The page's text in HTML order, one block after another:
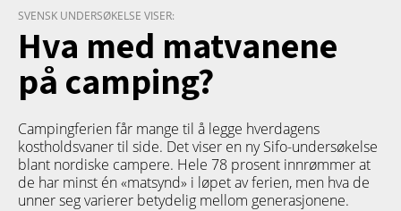
SVENSK UNDERSØKELSE VISER:
Hva med matvanene
på camping?
Campingferien får mange til å legge hverdagens
kostholdsvaner til side. Det viser en ny Sifo-undersøkelse
blant nordiske campere. Hele 78 prosent innrømmer at
de har minst én «matsynd» i løpet av ferien, men hva de
unner seg varierer betydelig mellom generasjonene.